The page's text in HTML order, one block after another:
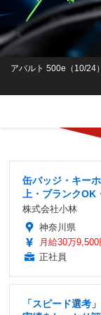
アバルト 500e（10/24）
缶バッジ・キー
上・ブランク
株式会社小林
神奈川県
月給30万
正社員
「スピード選考